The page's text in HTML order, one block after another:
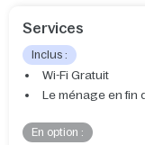
Services
Inclus :
Wi-Fi Gratuit
Le ménage en fin
En option :